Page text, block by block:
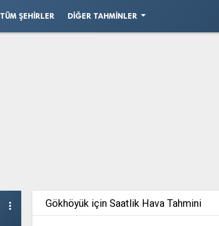
TÜM ŞEHIRLER DIĞER TAHMINLERarrow_drop_down
more_vert Gökhöyük için Saatlik Hava Tahmini